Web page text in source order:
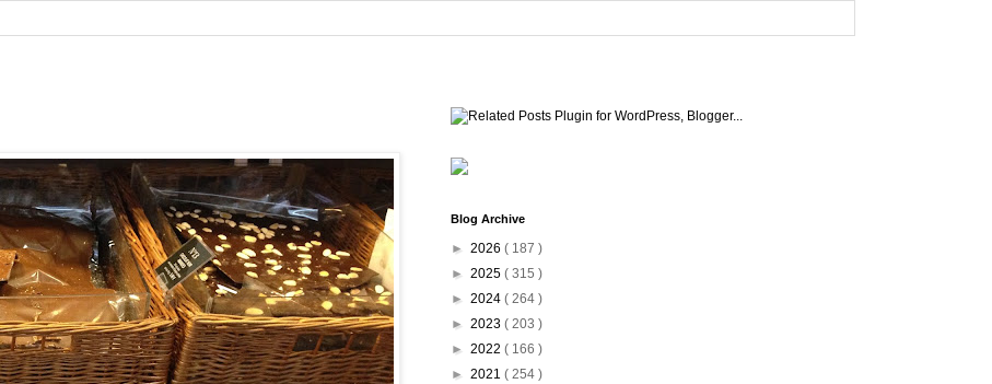
Blog Archive
► 2026 ( 187 )
► 2025 ( 315 )
► 2024 ( 264 )
► 2023 ( 203 )
► 2022 ( 166 )
► 2021 ( 254 )